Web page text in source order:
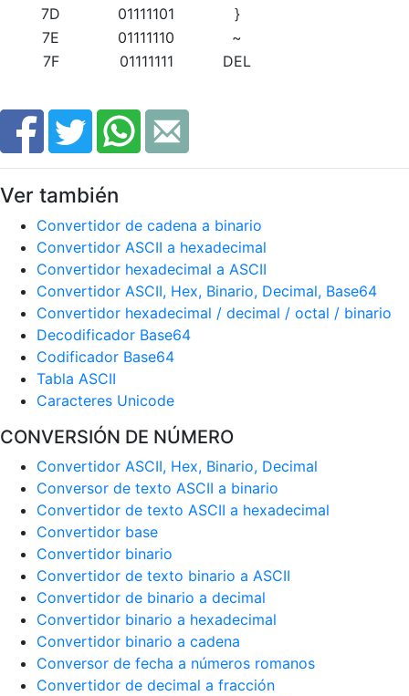
7D
01111101
}
7E
01111110
~
7F
01111111 DEL
Ver también
Convertidor de cadena a binario
Convertidor ASCII a hexadecimal
Convertidor hexadecimal a ASCII
Convertidor ASCII, Hex, Binario, Decimal, Base64
Convertidor hexadecimal / decimal / octal / binario
Decodificador Base64
Codificador Base64
Tabla ASCII
Caracteres Unicode
CONVERSIÓN DE NÚMERO
Convertidor ASCII, Hex, Binario, Decimal
Conversor de texto ASCII a binario
Convertidor de texto ASCII a hexadecimal
Convertidor base
Convertidor binario
Convertidor de texto binario a ASCII
Convertidor de binario a decimal
Convertidor binario a hexadecimal
Convertidor binario a cadena
Conversor de fecha a números romanos
Convertidor de decimal a fracción